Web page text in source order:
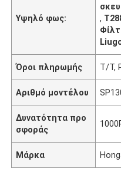
Υψηλό φως:
,
Όροι πληρωμής Τ/Τ,
Αριθμό μοντέλου
Δυνατότητα προ
σφοράς
Μάρκα